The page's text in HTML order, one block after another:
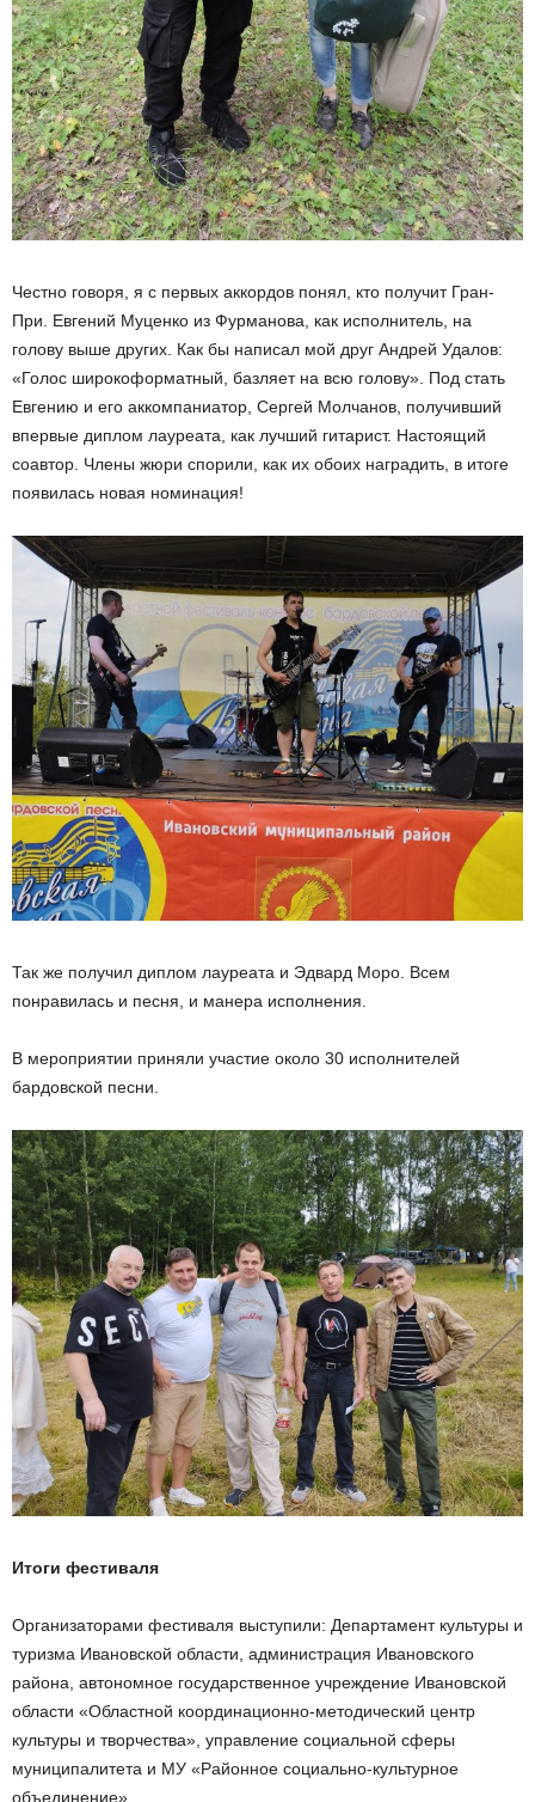
Честно говоря, я с первых аккордов понял, кто получит Гран-
При. Евгений Муценко из Фурманова, как исполнитель, на
голову выше других. Как бы написал мой друг Андрей Удалов:
«Голос широкоформатный, базляет на всю голову». Под стать
Евгению и его аккомпаниатор, Сергей Молчанов, получивший
впервые диплом лауреата, как лучший гитарист. Настоящий
соавтор. Члены жюри спорили, как их обоих наградить, в итоге
появилась новая номинация!
Так же получил диплом лауреата и Эдвард Моро. Всем
понравилась и песня, и манера исполнения.
В мероприятии приняли участие около 30 исполнителей
бардовской песни.
Итоги фестиваля
Организаторами фестиваля выступили: Департамент культуры и
туризма Ивановской области, администрация Ивановского
района, автономное государственное учреждение Ивановской
области «Областной координационно-методический центр
культуры и творчества», управление социальной сферы
муниципалитета и МУ «Районное социально-культурное
объединение».